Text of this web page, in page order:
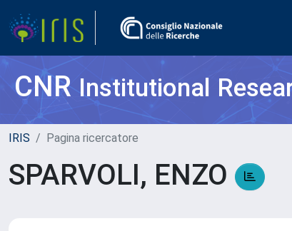
CNRInstitutional
IRIS Pagina ricercatore
SPARVOLI, ENZO